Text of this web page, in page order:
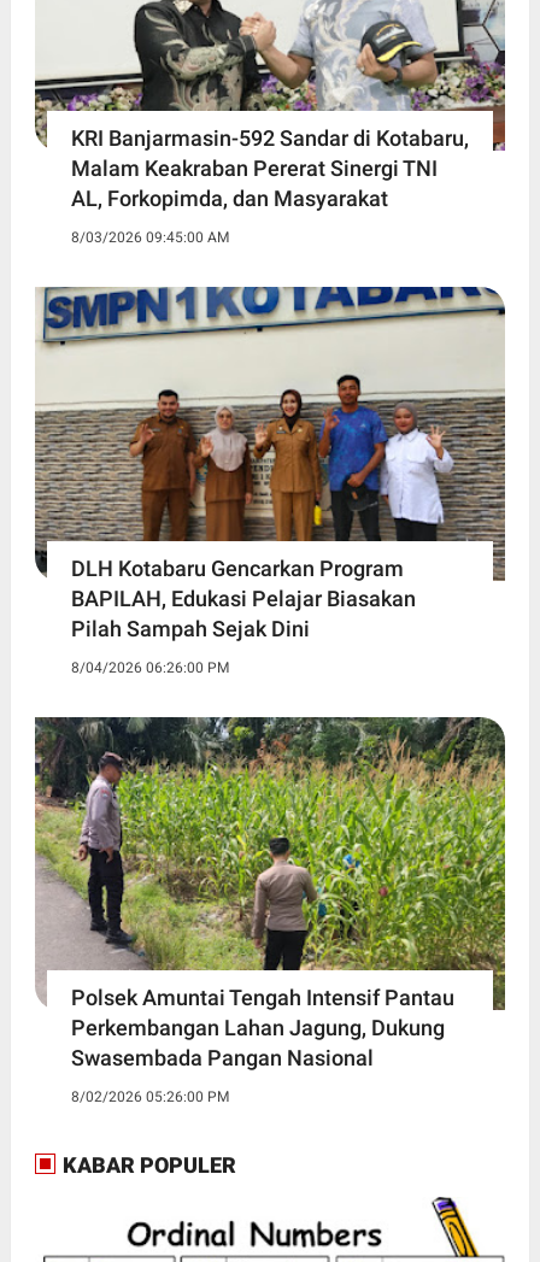
KRI Banjarmasin-592 Sandar di Kotabaru,
Malam Keakraban Pererat Sinergi TNI
AL, Forkopimda, dan Masyarakat
8/03/2026 09:45:00 AM
DLH Kotabaru Gencarkan Program
BAPILAH, Edukasi Pelajar Biasakan
Pilah Sampah Sejak Dini
8/04/2026 06:26:00 PM
Polsek Amuntai Tengah Intensif Pantau
Perkembangan Lahan Jagung, Dukung
Swasembada Pangan Nasional
8/02/2026 05:26:00 PM
KABAR POPULER